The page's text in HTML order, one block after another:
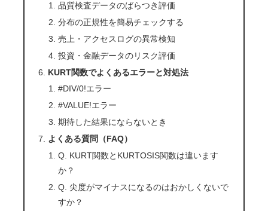
品質検査データのばらつき評価
分布の正規性を簡易チェックする
売上・アクセスログの異常検知
投資・金融データのリスク評価
KURT関数でよくあるエラーと対処法
#DIV/0!エラー
#VALUE!エラー
期待した結果にならないとき
よくある質問（FAQ）
Q. KURT関数とKURTOSIS関数は違います
か？
Q. 尖度がマイナスになるのはおかしくないで
すか？